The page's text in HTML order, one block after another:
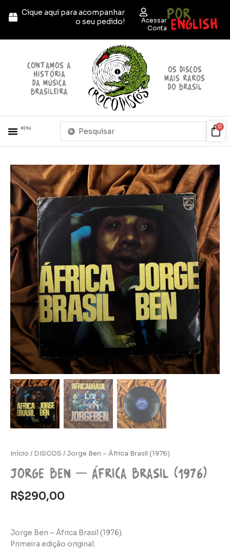
para
conteúdo
Cique aqui para acompanhar
o seu pedido!
Acessar
Conta
POR
ENGLISH
contamos a
história
da música
brasileira
OS discos
mais raros
do brasil
Menu
Pesquisar
0
Início / DISCOS / Jorge Ben – África Brasil (1976)
Jorge Ben – África Brasil (1976)
R$290,00
Jorge Ben – África Brasil (1976).
Primeira edição original.